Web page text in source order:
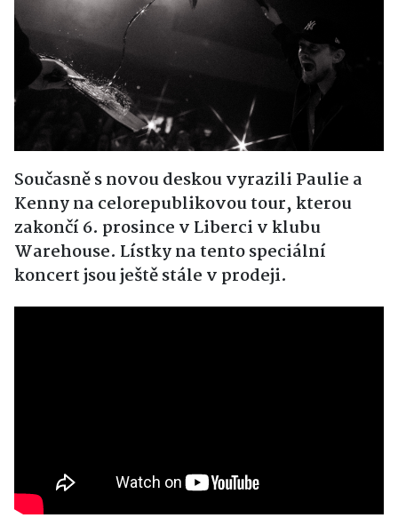
Současně s novou deskou vyrazili Paulie a
Kenny na celorepublikovou tour, kterou
zakončí 6. prosince v Liberci v klubu
Warehouse. Lístky na tento speciální
koncert jsou ještě stále v prodeji.